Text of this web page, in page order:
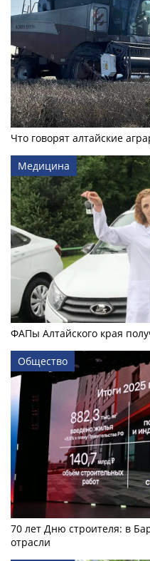
Что говорят алтайские
Медицина
ФАПы Алтайского края
Общество
70 лет Дню строителя: в
отрасли